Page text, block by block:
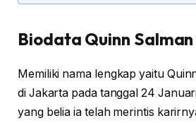
Biodata Quinn Salman
Memiliki nama lengkap yaitu
di Jakarta pada tanggal 24
yang belia ia telah merintis